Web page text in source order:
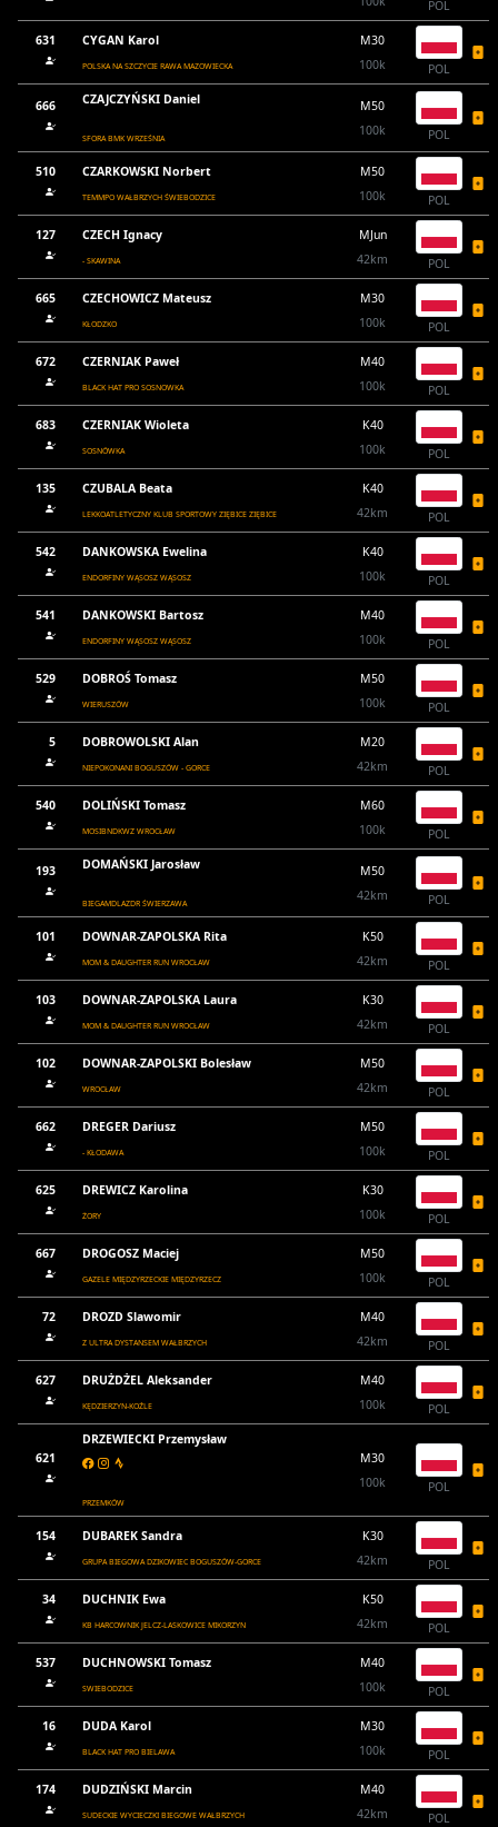
POL
631 CYGAN Karol
POLSKA NA SZCZYCIE RAWA MAZOWIECKA
M30
100k
POL
666 CZAJCZYŃSKI Daniel
SFORA BMK WRZEŚNIA
M50
100k
POL
510 CZARKOWSKI Norbert
TEMMPO WAŁBRZYCH ŚWIEBODZICE
M50
100k
POL
127 CZECH Ignacy
- SKAWINA
MJun
42km
POL
665 CZECHOWICZ Mateusz
KŁODZKO
M30
100k
POL
672 CZERNIAK Paweł
BLACK HAT PRO SOSNOWKA
M40
100k
POL
683 CZERNIAK Wioleta
SOSNÓWKA
K40
100k
POL
135 CZUBALA Beata
LEKKOATLETYCZNY KLUB SPORTOWY ZIĘBICE ZIĘBICE
K40
42km
POL
542 DANKOWSKA Ewelina
ENDORFINY WĄSOSZ WĄSOSZ
K40
100k
POL
541 DANKOWSKI Bartosz
ENDORFINY WĄSOSZ WĄSOSZ
M40
100k
POL
529 DOBROŚ Tomasz
WIERUSZÓW
M50
100k
POL
5 DOBROWOLSKI Alan
NIEPOKONANI BOGUSZÓW - GORCE
M20
42km
POL
540 DOLIŃSKI Tomasz
MOSIBNDKWZ WROCŁAW
M60
100k
POL
193 DOMAŃSKI Jarosław
BIEGAMDLAZDR ŚWIERZAWA
M50
42km
POL
101 DOWNAR-ZAPOLSKA Rita
MOM & DAUGHTER RUN WROCŁAW
K50
42km
POL
103 DOWNAR-ZAPOLSKA Laura
MOM & DAUGHTER RUN WROCŁAW
K30
42km
POL
102 DOWNAR-ZAPOLSKI Bolesław
WROCŁAW
M50
42km
POL
662 DREGER Dariusz
- KŁODAWA
M50
100k
POL
625 DREWICZ Karolina
ŻORY
K30
100k
POL
667 DROGOSZ Maciej
GAZELE MIĘDZYRZECKIE MIĘDZYRZECZ
M50
100k
POL
72 DROZD Slawomir
Z ULTRA DYSTANSEM WAŁBRZYCH
M40
42km
POL
627 DRUŻDŻEL Aleksander
KĘDZIERZYN-KOŹLE
M40
100k
POL
621
DRZEWIECKI Przemysław
PRZEMKÓW
M30
100k
POL
154 DUBAREK Sandra
GRUPA BIEGOWA DZIKOWIEC BOGUSZÓW-GORCE
K30
42km
POL
34 DUCHNIK Ewa
KB HARCOWNIK JELCZ-LASKOWICE MIKORZYN
K50
42km
POL
537 DUCHNOWSKI Tomasz
SWIEBODZICE
M40
100k
POL
16 DUDA Karol
BLACK HAT PRO BIELAWA
M30
100k
POL
174 DUDZIŃSKI Marcin
SUDECKIE WYCIECZKI BIEGOWE WAŁBRZYCH
M40
42km
POL